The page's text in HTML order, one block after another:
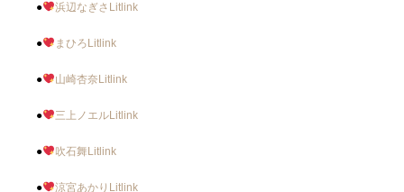
● 浜辺なぎさLitlink
● まひろLitlink
● 山崎杏奈Litlink
● 三上ノエルLitlink
● 吹石舞Litlink
● 涼宮あかりLitlink